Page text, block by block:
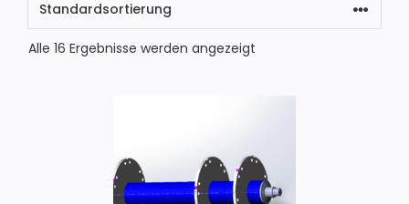
Alle 16 Ergebnisse werden angezeigt